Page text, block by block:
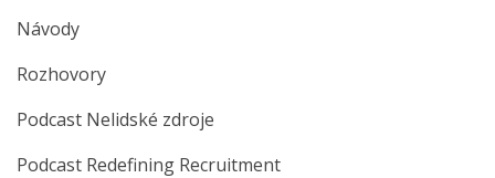
Návody
Rozhovory
Podcast Nelidské zdroje
Podcast Redefining Recruitment